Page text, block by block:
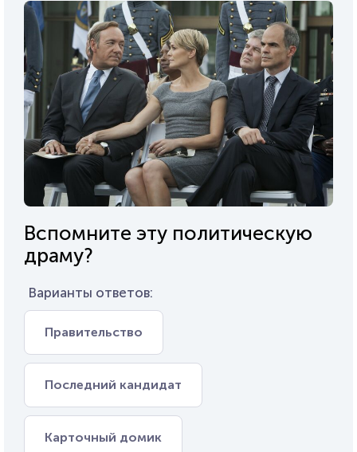
Вспомните эту политическую
драму?
Варианты ответов:
Правительство
Последний кандидат
Карточный домик